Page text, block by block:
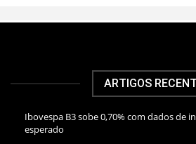
ARTIGOS
Ibovespa B3 sobe 0,70% com dados de
esperado